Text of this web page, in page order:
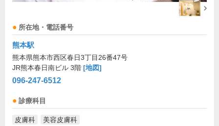
所在地・電話番号
熊本駅
熊本県熊本市西区春日3丁目26番47号
JR熊本春日南ビル 3階 [地図]
096-247-6512
診療科目
皮膚科 美容皮膚科